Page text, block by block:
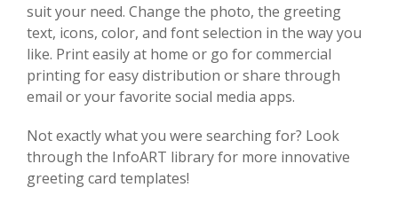
suit your need. Change the photo, the greeting
text, icons, color, and font selection in the way you
like. Print easily at home or go for commercial
printing for easy distribution or share through
email or your favorite social media apps.
Not exactly what you were searching for? Look
through the InfoART library for more innovative
greeting card templates!